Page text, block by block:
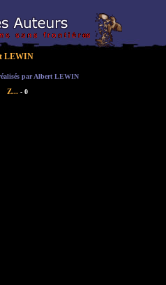
LEWIN
par Albert LEWIN
Z... - 0